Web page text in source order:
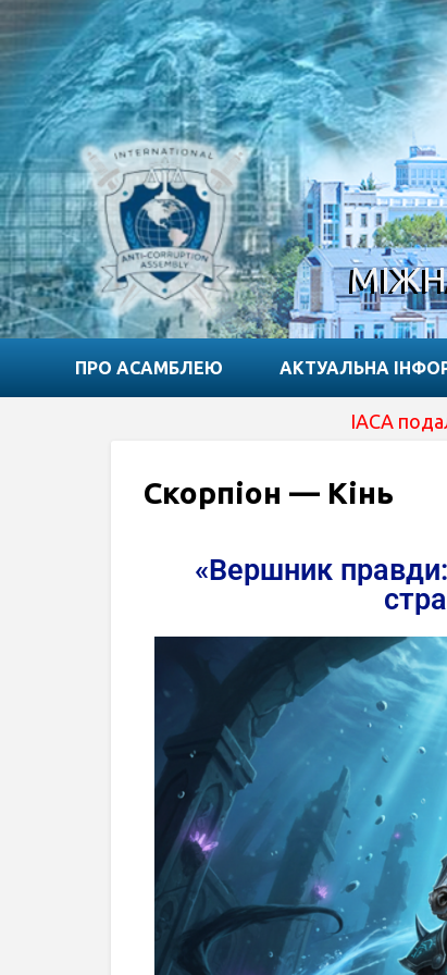
ПРО АСАМБЛЕЮ АКТУАЛЬНА
IACA подала
Скорпіон — Кінь
«Вершник